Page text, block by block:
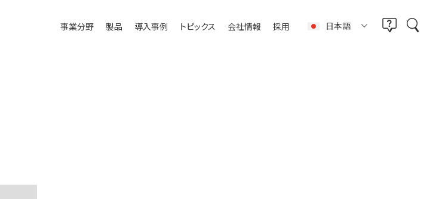
事業分野 製品 導入事例 トピックス 会社情報 採用 日本語